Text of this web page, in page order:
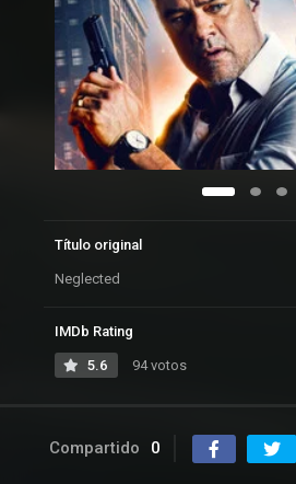
Título original
Neglected
IMDb Rating
5.6 94 votos
Compartido 0